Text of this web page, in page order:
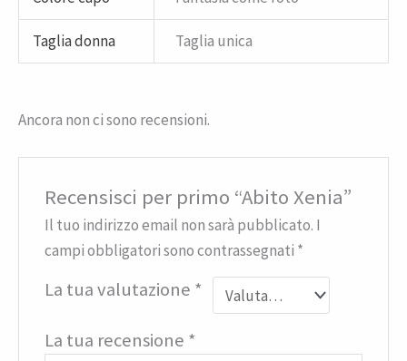
Taglia donna Taglia unica
Ancora non ci sono recensioni.
Recensisci per primo “Abito Xenia”
Il tuo indirizzo email non sarà pubblicato. I
campi obbligatori sono contrassegnati *
La tua valutazione *
La tua recensione *